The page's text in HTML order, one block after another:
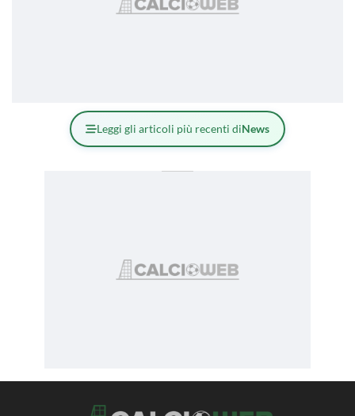
Leggi gli articoli più recenti diNews